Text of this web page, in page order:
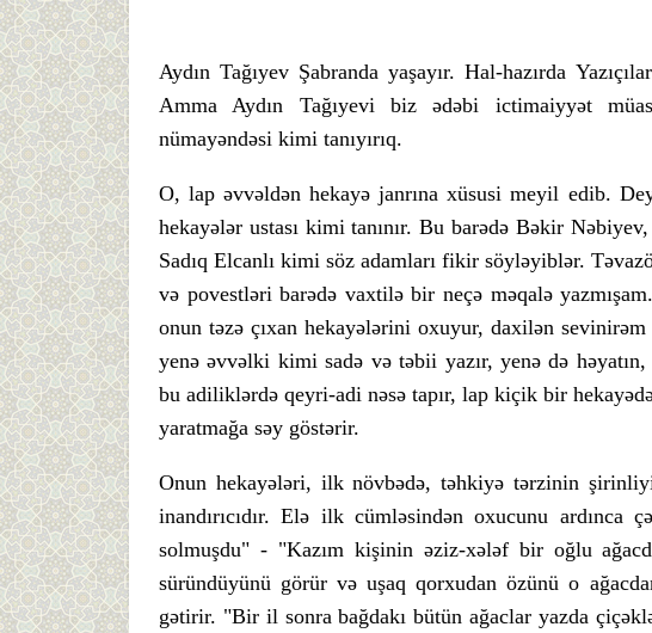
Aydın Tağıyev Şabranda yaşayır. Hal-hazırda
Amma Aydın Tağıyevi biz ədəbi ictimaiyyət
nümayəndəsi kimi tanıyırıq.
O, lap əvvəldən hekayə janrına xüsusi meyil edib.
hekayələr ustası kimi tanınır. Bu barədə Bəkir
Sadıq Elcanlı kimi söz adamları fikir söyləyiblər.
və povestləri barədə vaxtilə bir neçə məqalə
onun təzə çıxan hekayələrini oxuyur, daxilən
yenə əvvəlki kimi sadə və təbii yazır, yenə də
bu adiliklərdə qeyri-adi nəsə tapır, lap kiçik bir
yaratmağa səy göstərir.
Onun hekayələri, ilk növbədə, təhkiyə tərzinin
inandırıcıdır. Elə ilk cümləsindən oxucunu ardınca
solmuşdu" - "Kazım kişinin əziz-xələf bir oğlu
süründüyünü görür və uşaq qorxudan özünü o
gətirir. "Bir il sonra bağdakı bütün ağaclar yazda